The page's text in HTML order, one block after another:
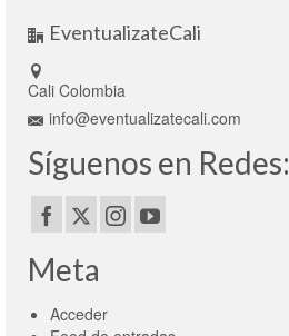
EventualizateCali
Cali Colombia
info@eventualizatecali.com
Síguenos en Redes:
Meta
Acceder